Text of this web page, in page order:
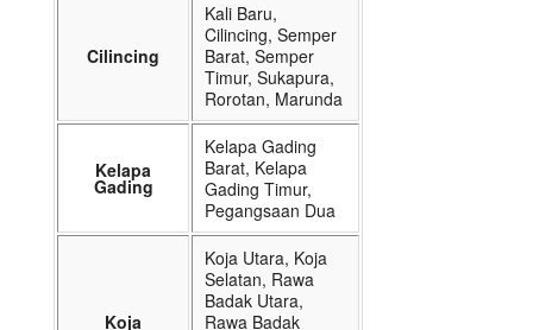
Cilincing
Kali Baru,
Cilincing, Semper
Barat, Semper
Timur, Sukapura,
Rorotan, Marunda
Kelapa
Gading
Kelapa Gading
Barat, Kelapa
Gading Timur,
Pegangsaan Dua
Koja
Koja Utara, Koja
Selatan, Rawa
Badak Utara,
Rawa Badak